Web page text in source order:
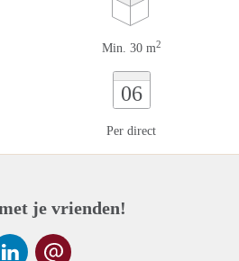
Min. 30 m2
06
Per direct
je vrienden!